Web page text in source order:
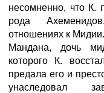
несомненно, что К.
рода
отношениях к
Мандана, дочь
которого К.
предала его и
унаследовал